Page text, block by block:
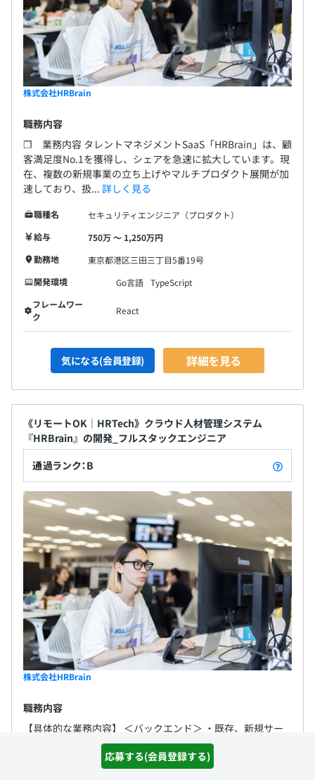
応募する(会員登録する)
株式会社HRBrain
職務内容
❐ 業務内容 タレントマネジメントSaaS「HRBrain」は、顧
客満足度No.1を獲得し、シェアを急速に拡大しています。現
在、複数の新規事業の立ち上げやマルチプロダクト展開が加
速しており、扱... 詳しく見る
職種名
セキュリティエンジニア（プロダクト）
給与
750万 〜 1,250万円
勤務地
東京都港区三田三丁目5番19号
開発環境
Go言語 TypeScript
フレームワー
ク
React
気になる(会員登録) 詳細を見る
《リモートOK｜HRTech》クラウド人材管理システム
『HRBrain』の開発_フルスタックエンジニア
通過ランク：B
株式会社HRBrain
職務内容
【具体的な業務内容】 ＜バックエンド＞ ・既存、新規サー
ビスのサーバーサイド開発、改善、機能拡充 ・顧客のニーズ
を汲み取り事業にとって最適な判断と実装 ・最大の成果を出
すためのチーム構成...詳しく見る